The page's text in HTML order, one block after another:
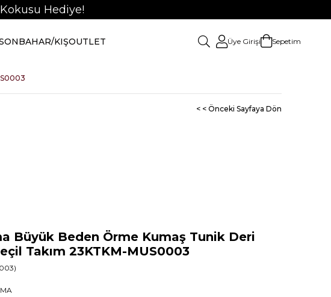
Hediye!
KIŞOUTLET Üye Girişi Sepetim
< < Önceki Sayfaya Dön
Büyük Beden Örme Kumaş Tunik Deri
Takım 23KTKM-MUS0003